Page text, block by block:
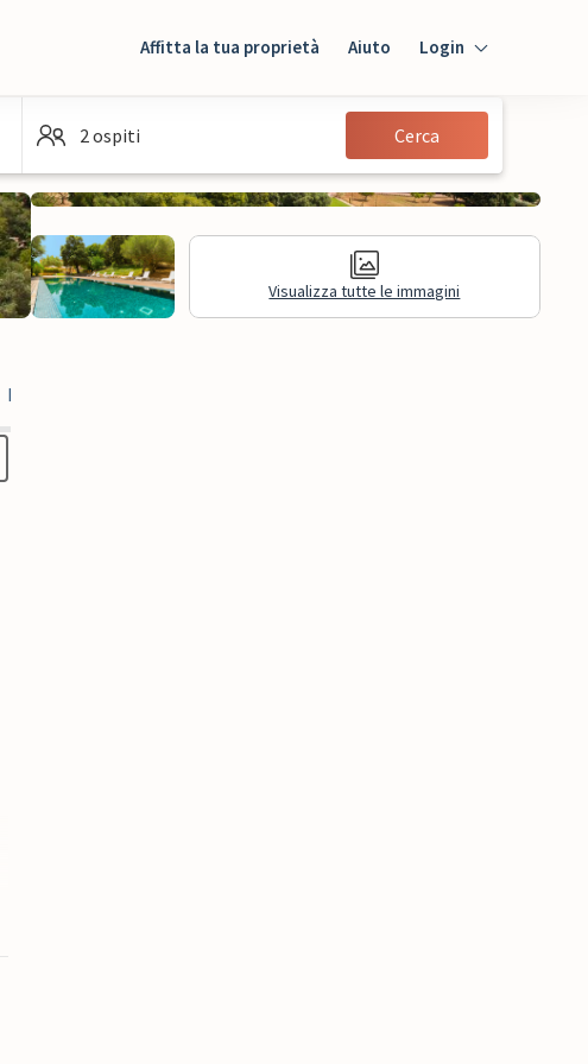
Affitta la tua proprietà Aiuto Login
Ospiti
2 ospiti Cerca
Visualizza tutte le immagini
Informazioni legali